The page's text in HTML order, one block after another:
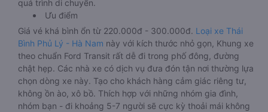
quá trình di chuyển.
Ưu điểm
Giá vé khá bình ổn từ 220.000đ - 300.000đ. Loại xe Thái
Bình Phủ Lý - Hà Nam này với kích thước nhỏ gọn, Khung xe
theo chuẩn Ford Transit rất dễ đi trong phố đông, đường
chật hẹp. Các nhà xe có dịch vụ đưa đón tận nơi thường lựa
chọn dòng xe này. Tạo cho khách hàng cảm giác riêng tư,
không ồn ào, xô bồ. Thích hợp với những nhóm gia đình,
nhóm bạn - đi khoảng 5-7 người sẽ cực kỳ thoải mái không